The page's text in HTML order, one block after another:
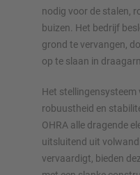
nodig voor de stalen,
buizen. Het bedrijf
grond te vervangen,
op te slaan in
Het stellingensysteem
robuustheid en
OHRA alle dragende
uitsluitend uit
vervaardigt, bieden
Configureer stelling